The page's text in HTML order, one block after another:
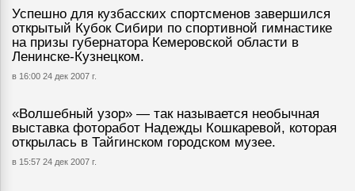
Успешно для кузбасских спортсменов завершился
открытый Кубок Сибири по спортивной гимнастике
на призы губернатора Кемеровской области в
Ленинске-Кузнецком.
в 16:00 24 дек 2007 г.
«Волшебный узор» — так называется необычная
выставка фоторабот Надежды Кошкаревой, которая
открылась в Тайгинском городском музее.
в 15:57 24 дек 2007 г.